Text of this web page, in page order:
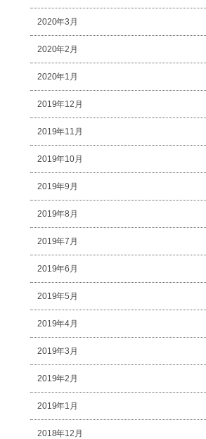
2020年3月
2020年2月
2020年1月
2019年12月
2019年11月
2019年10月
2019年9月
2019年8月
2019年7月
2019年6月
2019年5月
2019年4月
2019年3月
2019年2月
2019年1月
2018年12月